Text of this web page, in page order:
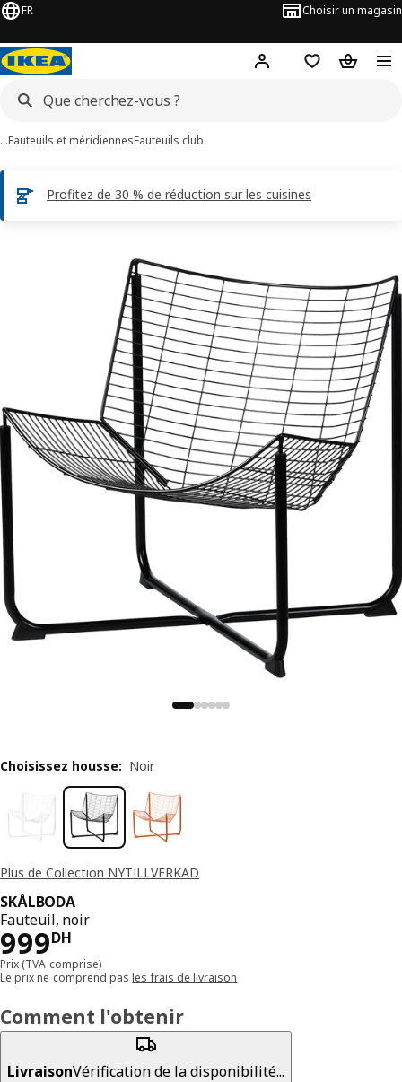
FR Choisir un magasin
Hej ! Connectez-vous
FavorisPanier
…Fauteuils et méridiennesFauteuils club
Profitez de 30 % de réduction sur les cuisines
Plus de Collection NYTILLVERKAD
SKÅLBODA
Fauteuil, noir
999DH
999DH
Prix (TVA comprise)
Le prix ne comprend pasles frais de livraison
Choisissez housse: Noir
Comment l'obtenir
LivraisonVérification de la disponibilité...